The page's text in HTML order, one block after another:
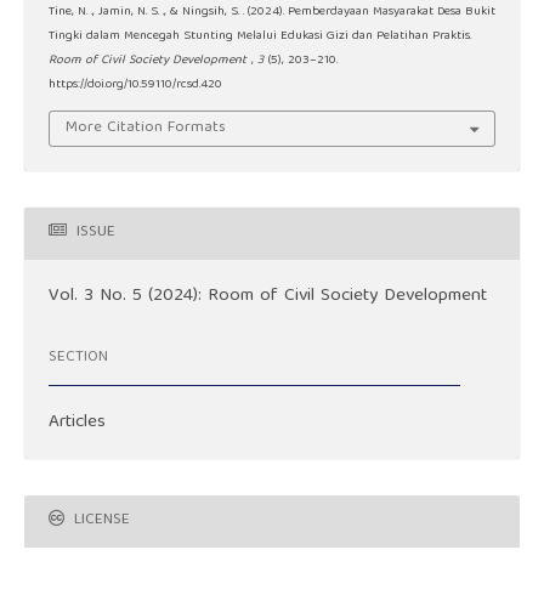
Tine, N. ., Jamin, N. S. ., & Ningsih, S. . (2024). Pemberdayaan Masyarakat Desa Bukit
Tingki dalam Mencegah Stunting Melalui Edukasi Gizi dan Pelatihan Praktis.
Room of Civil Society Development ,3 (5), 203–210.
https://doi.org/10.59110/rcsd.420
More Citation Formats
ISSUE
Vol. 3 No. 5 (2024): Room of Civil Society Development
SECTION
Articles
LICENSE